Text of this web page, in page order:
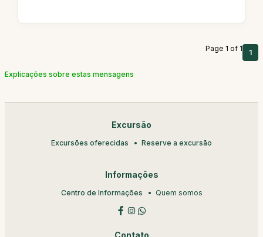
Page 1 of 1 1
Explicações sobre estas mensagens
Excursão
Excursões oferecidas Reserve a excursão
Informações
Centro de Informações Quem somos